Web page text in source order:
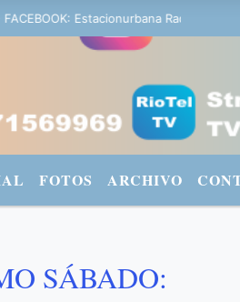
Estacionurbana Radiourbana -
FOTOS ARCHIVO
SÁBADO: